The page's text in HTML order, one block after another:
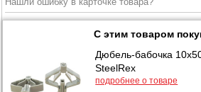
С этим товаром
Дюбель-бабочка
SteelRex
подробнее о товаре